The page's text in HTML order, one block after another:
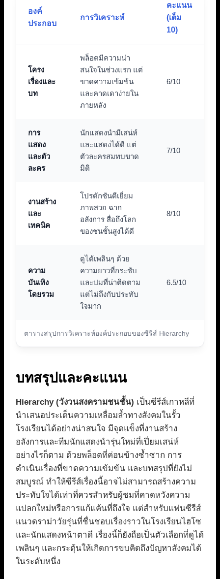
ตารางสรุปการวิเคราะห์องค์ประกอบของซีรีส์ Hierarchy
องค์
ประกอบ
การวิเคราะห์
คะแนน
(เต็ม
10)
โครง
เรื่องและ
บท
พล็อตมีความน่า
สนใจในช่วงแรก แต่
ขาดความเข้มข้น
และคาดเดาง่ายใน
ภายหลัง
6/10
การ
แสดง
และตัว
ละคร
นักแสดงนำมีเสน่ห์
และแสดงได้ดี แต่
ตัวละครสมทบขาด
มิติ
7/10
งานสร้าง
และ
เทคนิค
โปรดักชันดีเยี่ยม
ภาพสวย ฉาก
อลังการ สื่อถึงโลก
ของชนชั้นสูงได้ดี
8/10
ความ
บันเทิง
โดยรวม
ดูได้เพลินๆ ด้วย
ความยาวที่กระชับ
และปมที่น่าติดตาม
แต่ไม่ถึงกับประทับ
ใจมาก
6.5/10
บทสรุปและคะแนน
Hierarchy (วังวนสงครามชนชั้น) เป็นซีรีส์เกาหลีที่
นำเสนอประเด็นความเหลื่อมล้ำทางสังคมในรั้ว
โรงเรียนได้อย่างน่าสนใจ มีจุดแข็งที่งานสร้าง
อลังการและทีมนักแสดงนำรุ่นใหม่ที่เปี่ยมเสน่ห์
อย่างไรก็ตาม ด้วยพล็อตที่ค่อนข้างซ้ำซาก การ
ดำเนินเรื่องที่ขาดความเข้มข้น และบทสรุปที่ยังไม่
สมบูรณ์ ทำให้ซีรีส์เรื่องนี้อาจไม่สามารถสร้างความ
ประทับใจได้เท่าที่ควรสำหรับผู้ชมที่คาดหวังความ
แปลกใหม่หรือการแก้แค้นที่ถึงใจ แต่สำหรับแฟนซีรีส์
แนวดราม่าวัยรุ่นที่ชื่นชอบเรื่องราวในโรงเรียนไฮโซ
และนักแสดงหน้าตาดี เรื่องนี้ก็ยังถือเป็นตัวเลือกที่ดูได้
เพลินๆ และกระตุ้นให้เกิดการขบคิดถึงปัญหาสังคมได้
ในระดับหนึ่ง